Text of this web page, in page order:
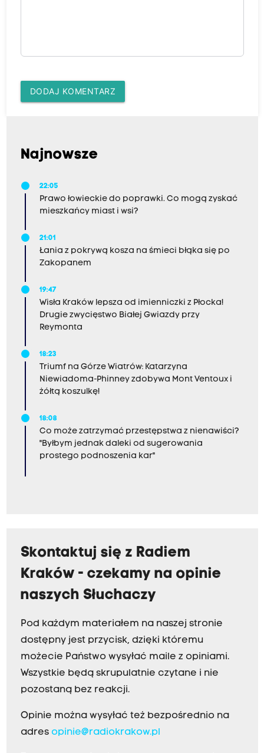
DODAJ KOMENTARZ
Najnowsze
22:05
Prawo łowieckie do poprawki. Co mogą zyskać
mieszkańcy miast i wsi?
21:01
Łania z pokrywą kosza na śmieci błąka się po
Zakopanem
19:47
Wisła Kraków lepsza od imienniczki z Płocka!
Drugie zwycięstwo Białej Gwiazdy przy
Reymonta
18:23
Triumf na Górze Wiatrów: Katarzyna
Niewiadoma-Phinney zdobywa Mont Ventoux i
żółtą koszulkę!
18:08
Co może zatrzymać przestępstwa z nienawiści?
"Byłbym jednak daleki od sugerowania
prostego podnoszenia kar"
Skontaktuj się z Radiem
Kraków - czekamy na opinie
naszych Słuchaczy
Pod każdym materiałem na naszej stronie
dostępny jest przycisk, dzięki któremu
możecie Państwo wysyłać maile z opiniami.
Wszystkie będą skrupulatnie czytane i nie
pozostaną bez reakcji.
Opinie można wysyłać też bezpośrednio na
adres opinie@radiokrakow.pl